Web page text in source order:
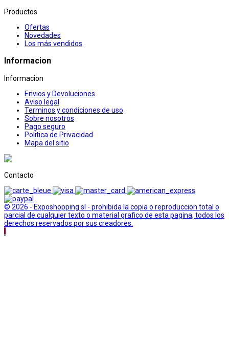
Productos
Ofertas
Novedades
Los más vendidos
Informacion
Informacion
Envios y Devoluciones
Aviso legal
Terminos y condiciones de uso
Sobre nosotros
Pago seguro
Politica de Privacidad
Mapa del sitio
Contacto
© 2026 - Exposhopping sl - prohibida la copia o reproduccion total o
parcial de cualquier texto o material grafico de esta pagina, todos los
derechos reservados por sus creadores.